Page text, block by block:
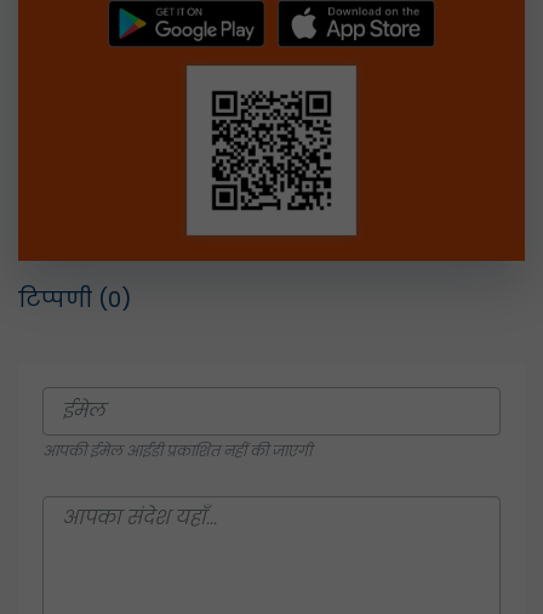
टिप्पणी (0)
आपकी ईमेल आईडी प्रकाशित नहीं की जाएगी